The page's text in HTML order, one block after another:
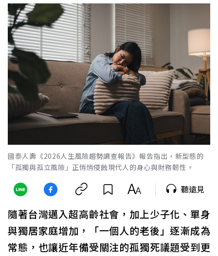
國泰人壽《2026人生風險趨勢調查報告》報告指出，新型態的
「孤獨與孤立風險」正悄悄侵蝕現代人的身心與財務韌性。
聽遠見
隨著台灣邁入超高齡社會，加上少子化、單身
與獨居家庭增加，「一個人的老後」逐漸成為
常態，也讓近年備受關注的孤獨死議題受到更